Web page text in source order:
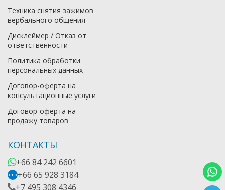
Техника снятия зажимов
вербального общения
Дисклеймер / Отказ от
ответственности
Политика обработки
персональных данных
Договор-оферта на
консультационные услуги
Договор-оферта на
продажу товаров
КОНТАКТЫ
+66 84 242 6601
imo +66 65 928 3184
+7 495 308 4346